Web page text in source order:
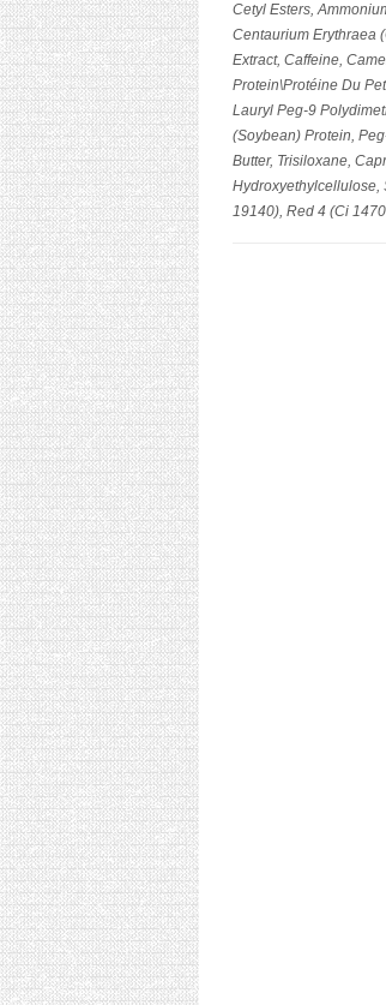
Cetyl Esters,
Centaurium Erythraea
Extract, Caffeine,
Protein\Protéine Du
Lauryl Peg-9
(Soybean) Protein,
Butter, Trisiloxane,
Hydroxyethylcellulose,
19140), Red 4 (Ci